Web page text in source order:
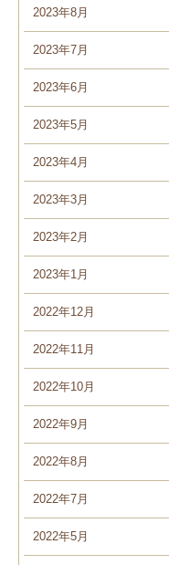
2023年8月
2023年7月
2023年6月
2023年5月
2023年4月
2023年3月
2023年2月
2023年1月
2022年12月
2022年11月
2022年10月
2022年9月
2022年8月
2022年7月
2022年5月